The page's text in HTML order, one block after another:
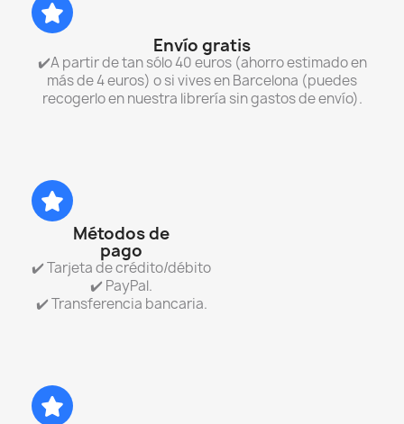
Envío gratis
✔️A partir de tan sólo 40 euros (ahorro estimado en
más de 4 euros) o si vives en Barcelona (puedes
recogerlo en nuestra librería sin gastos de envío).
Métodos de
pago
✔️ Tarjeta de crédito/débito
✔️ PayPal.
✔️ Transferencia bancaria.